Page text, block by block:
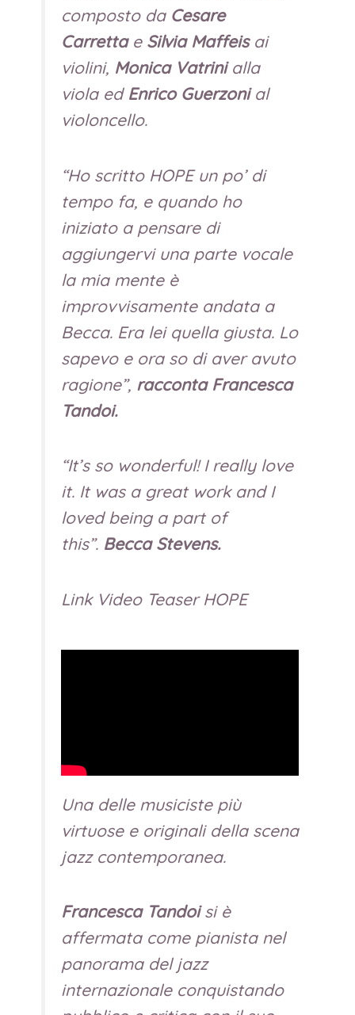
composto da Cesare
Carrettae Silvia Maffeisai
violini, Monica Vatrinialla
viola ed Enrico Guerzonial
violoncello.
“Ho scritto HOPE un po’ di
tempo fa, e quando ho
iniziato a pensare di
aggiungervi una parte vocale
la mia mente è
improvvisamente andata a
Becca. Era lei quella giusta. Lo
sapevo e ora so di aver avuto
ragione”, racconta Francesca
Tandoi.
“It’s so wonderful! I really love
it. It was a great work and I
loved being a part of
this”. Becca Stevens.
Link Video Teaser HOPE
Una delle musiciste più
virtuose e originali della scena
jazz contemporanea.
Francesca Tandoisi è
affermata come pianista nel
panorama del jazz
internazionale conquistando